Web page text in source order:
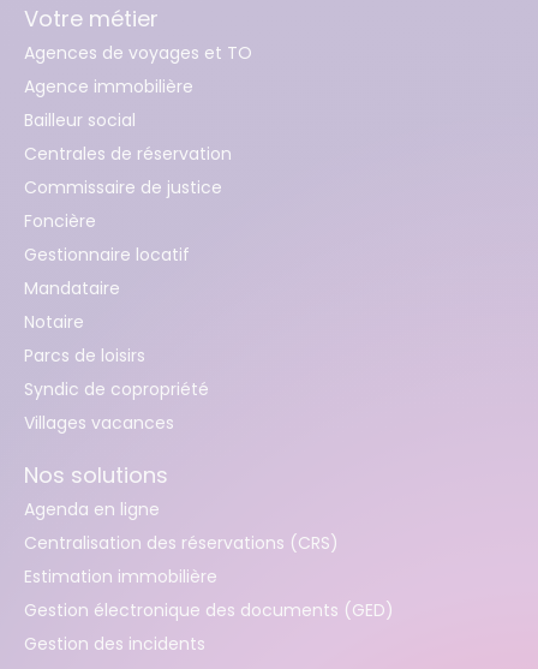
Votre métier
Agences de voyages et TO
Agence immobilière
Bailleur social
Centrales de réservation
Commissaire de justice
Foncière
Gestionnaire locatif
Mandataire
Notaire
Parcs de loisirs
Syndic de copropriété
Villages vacances
Nos solutions
Agenda en ligne
Centralisation des réservations (CRS)
Estimation immobilière
Gestion électronique des documents (GED)
Gestion des incidents